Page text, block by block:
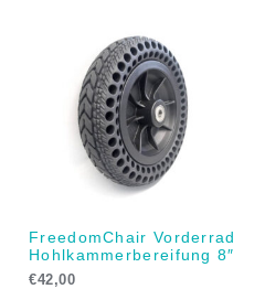
FreedomChair Vorderrad
Hohlkammerbereifung 8″
€42,00